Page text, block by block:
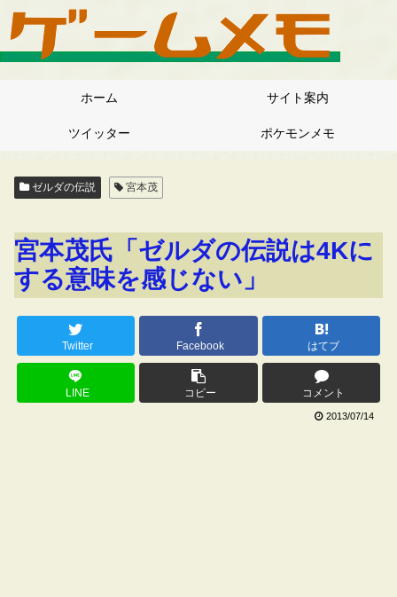
ホーム サイト案内
ツイッター ポケモンメモ
ゼルダの伝説 宮本茂
宮本茂氏「ゼルダの伝説は4Kに
する意味を感じない」
Twitter Facebook はてブ
LINE コピー コメント
2013/07/14